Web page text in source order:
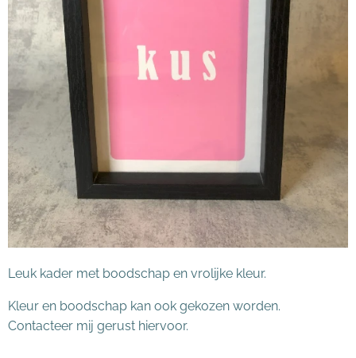
Leuk kader met boodschap en vrolijke kleur.
Kleur en boodschap kan ook gekozen worden.
Contacteer mij gerust hiervoor.